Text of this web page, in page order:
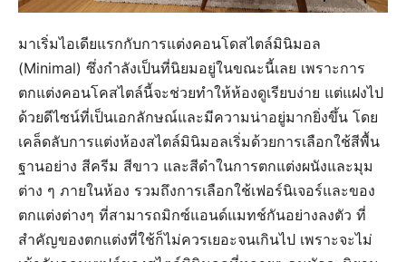
มาเริ่มไอเดียแรกกับการแต่งคอนโดสไตล์มินิมอล
(Minimal) ซึ่งกำลังเป็นที่นิยมอยู่ในขณะนี้เลย เพราะการ
ตกแต่งคอนโคสไตล์นี้จะช่วยทำให้ห้องดูเรียบง่าย แต่แฝงไป
ด้วยดีไซน์ที่เป็นเอกลักษณ์และมีความน่าอยู่มากยิ่งขึ้น โดย
เคล็ดลับการแต่งห้องสไตล์มินิมอลเริ่มด้วยการเลือกใช้สีพื้น
ฐานอย่าง สีครีม สีขาว และสีดำในการตกแต่งผนังและมุม
ต่าง ๆ ภายในห้อง รวมถึงการเลือกใช้เฟอร์นิเจอร์และของ
ตกแต่งต่างๆ ที่สามารถมิกซ์แอนด์แมทช์กันอย่างลงตัว ที่
สำคัญของตกแต่งที่ใช้ก็ไม่ควรเยอะจนเกินไป เพราะจะไม่